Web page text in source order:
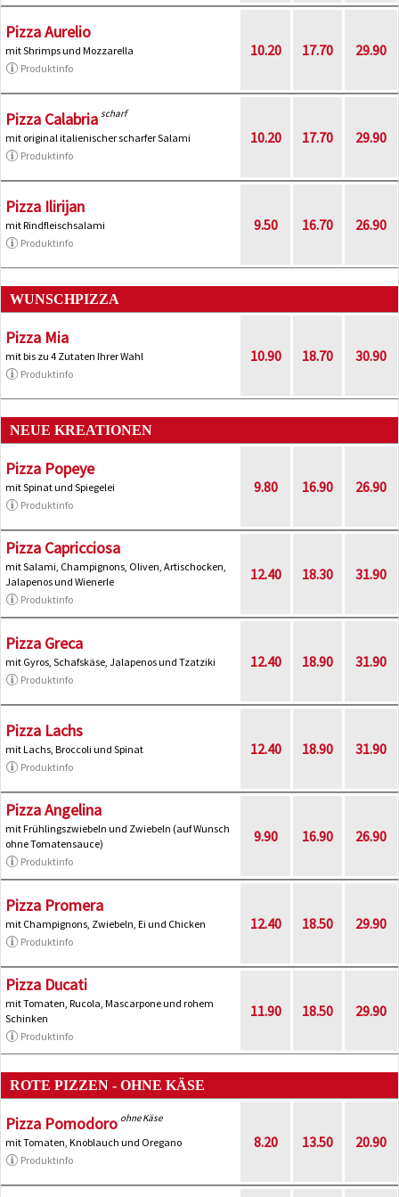
Pizza Aurelio
mit Shrimps und Mozzarella
Produktinfo
10.20 17.70 29.90
Pizza Calabria scharf
mit original italienischer scharfer Salami
Produktinfo
10.20 17.70 29.90
Pizza Ilirijan
mit Rindfleischsalami
Produktinfo
9.50 16.70 26.90
WUNSCHPIZZA
Pizza Mia
mit bis zu 4 Zutaten Ihrer Wahl
Produktinfo
10.90 18.70 30.90
NEUE KREATIONEN
Pizza Popeye
mit Spinat und Spiegelei
Produktinfo
9.80 16.90 26.90
Pizza Capricciosa
mit Salami, Champignons, Oliven, Artischocken,
Jalapenos und Wienerle
Produktinfo
12.40 18.30 31.90
Pizza Greca
mit Gyros, Schafskäse, Jalapenos und Tzatziki
Produktinfo
12.40 18.90 31.90
Pizza Lachs
mit Lachs, Broccoli und Spinat
Produktinfo
12.40 18.90 31.90
Pizza Angelina
mit Frühlingszwiebeln und Zwiebeln (auf Wunsch
ohne Tomatensauce)
Produktinfo
9.90 16.90 26.90
Pizza Promera
mit Champignons, Zwiebeln, Ei und Chicken
Produktinfo
12.40 18.50 29.90
Pizza Ducati
mit Tomaten, Rucola, Mascarpone und rohem
Schinken
Produktinfo
11.90 18.50 29.90
ROTE PIZZEN - OHNE KÄSE
Pizza Pomodoro ohne Käse
mit Tomaten, Knoblauch und Oregano
Produktinfo
8.20 13.50 20.90